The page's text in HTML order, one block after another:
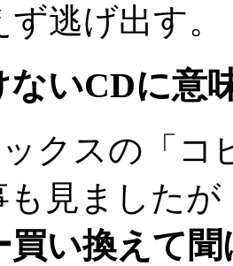
逃げ出す。
いCDに意
クスの「コ
も見ましたが
買い換えて